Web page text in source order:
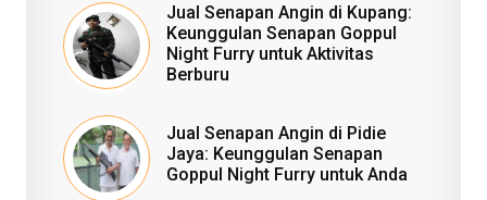
Jual Senapan Angin di Kupang:
Keunggulan Senapan Goppul
Night Furry untuk Aktivitas
Berburu
Jual Senapan Angin di Pidie
Jaya: Keunggulan Senapan
Goppul Night Furry untuk Anda